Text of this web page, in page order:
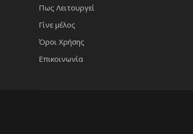
Πως Λειτουργεί
Γίνε μέλος
Όροι Χρήσης
Επικοινωνία